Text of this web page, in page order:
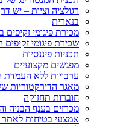
רגולציה וציות – יש
בנארית
מכירת פיגומי
שכירת פיגומי
תכניות פיננסיות
מפגשים מקצועיים
ערבויות ללא העמדת
מאגר הדירקטוריות
חוברות תחזוקה
מכרזים בענף הבניה
אמצעי בטיחות לאתר